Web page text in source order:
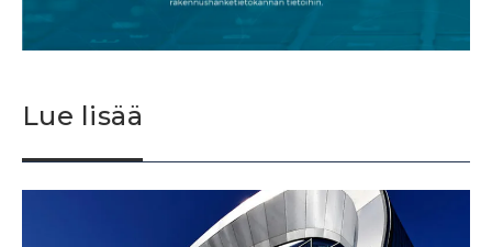
Lue lisää